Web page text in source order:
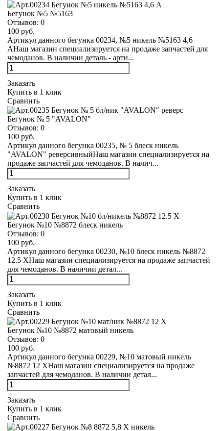
Бегунок №5 №5163
Отзывов: 0
100 руб.
Артикул данного бегунка 00234, №5 никель №5163 4,6
АНаш магазин специализируется на продаже запчастей для
чемоданов. В наличии деталь - арти...
Заказать
Купить в 1 клик
Сравнить
Бегунок № 5 "AVALON"
Отзывов: 0
100 руб.
Артикул данного бегунка 00235, № 5 блеск никель
"AVALON" реверсивныйНаш магазин специализируется на
продаже запчастей для чемоданов. В налич...
Заказать
Купить в 1 клик
Сравнить
Бегунок №10 №8872 блеск никель
Отзывов: 0
100 руб.
Артикул данного бегунка 00230, №10 блеск никель №8872
12.5 XНаш магазин специализируется на продаже запчастей
для чемоданов. В наличии детал...
Заказать
Купить в 1 клик
Сравнить
Бегунок №10 №8872 матовый никель
Отзывов: 0
100 руб.
Артикул данного бегунка 00229, №10 матовый никель
№8872 12 XНаш магазин специализируется на продаже
запчастей для чемоданов. В наличии детал...
Заказать
Купить в 1 клик
Сравнить